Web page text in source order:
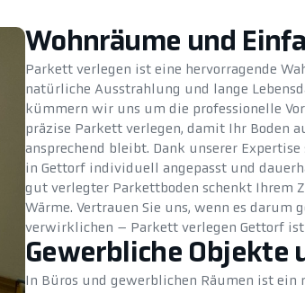
Wohnräume und
Parkett verlegen ist eine hervorragende
natürliche Ausstrahlung und lange
kümmern wir uns um die professionelle
präzise Parkett verlegen, damit Ihr Boden
ansprechend bleibt. Dank unserer
in Gettorf individuell angepasst und
gut verlegter Parkettboden schenkt Ihrem
Wärme. Vertrauen Sie uns, wenn es darum
verwirklichen – Parkett verlegen Gettorf ist
Gewerbliche Objekte
In Büros und gewerblichen Räumen ist ein